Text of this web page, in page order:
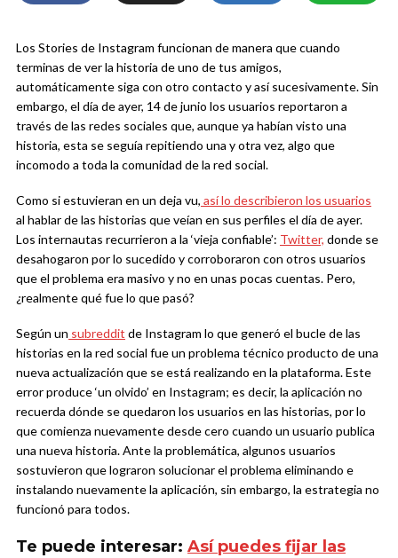
Los Stories de Instagram funcionan de manera que cuando
terminas de ver la historia de uno de tus amigos,
automáticamente siga con otro contacto y así sucesivamente. Sin
embargo, el día de ayer, 14 de junio los usuarios reportaron a
través de las redes sociales que, aunque ya habían visto una
historia, esta se seguía repitiendo una y otra vez, algo que
incomodo a toda la comunidad de la red social.
Como si estuvieran en un deja vu, así lo describieron los usuarios
al hablar de las historias que veían en sus perfiles el día de ayer.
Los internautas recurrieron a la ‘vieja confiable’: Twitter, donde se
desahogaron por lo sucedido y corroboraron con otros usuarios
que el problema era masivo y no en unas pocas cuentas. Pero,
¿realmente qué fue lo que pasó?
Según un subreddit de Instagram lo que generó el bucle de las
historias en la red social fue un problema técnico producto de una
nueva actualización que se está realizando en la plataforma. Este
error produce ‘un olvido’ en Instagram; es decir, la aplicación no
recuerda dónde se quedaron los usuarios en las historias, por lo
que comienza nuevamente desde cero cuando un usuario publica
una nueva historia. Ante la problemática, algunos usuarios
sostuvieron que lograron solucionar el problema eliminando e
instalando nuevamente la aplicación, sin embargo, la estrategia no
funcionó para todos.
Te puede interesar: Así puedes fijar las